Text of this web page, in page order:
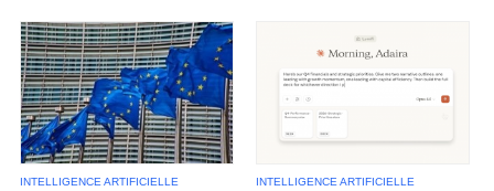
INTELLIGENCE ARTIFICIELLE INTELLIGENCE ARTIFICIELLE